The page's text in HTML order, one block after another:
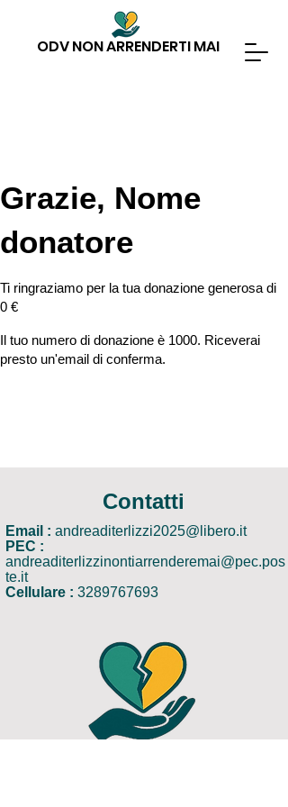
ODV NON ARRENDERTI MAI
Grazie, Nome
donatore
Ti ringraziamo per la tua donazione generosa di
0 €
Il tuo numero di donazione è 1000. Riceverai
presto un'email di conferma.
Contatti
Email : andreaditerlizzi2025@libero.it
PEC :
andreaditerlizzinontiarrenderemai@pec.pos
te.it
Cellulare : 3289767693